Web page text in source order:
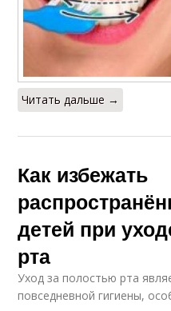
Читать дальше →
Как избежать
детей при
рта
Уход за полостью рта
повседневной гигиены,